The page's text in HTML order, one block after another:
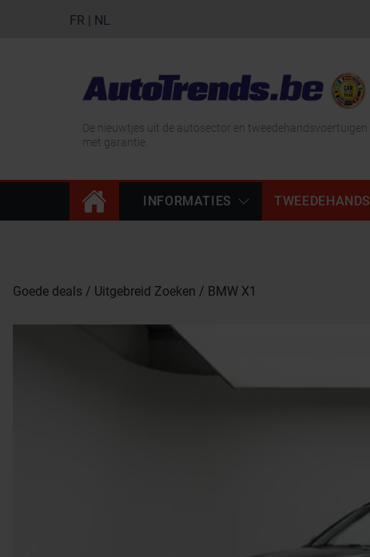
FR | NL
De nieuwtjes uit de autosector en tweedehandsvoertuigen
met garantie.
INFORMATIES TWEEDEHANDS
Goede deals Uitgebreid Zoeken BMW X1